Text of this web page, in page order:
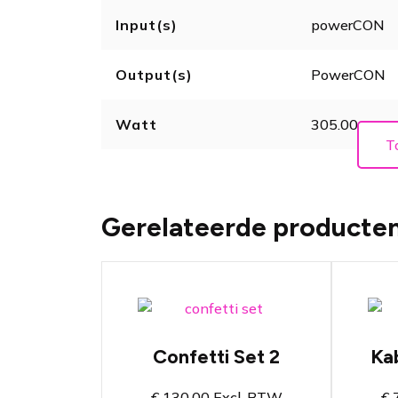
Input(s) powerCON
Output(s) PowerCON
Watt
305.00
Gerelateerde
vier kanonnen
voor jouw evenement
Confetti Set 2